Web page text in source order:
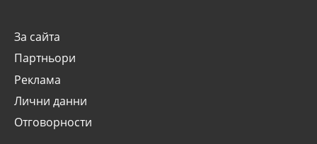
За сайта
Партньори
Реклама
Лични данни
Отговорности